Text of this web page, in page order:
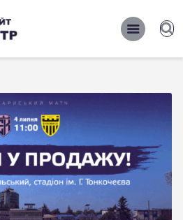
САЙТ ФК ЕПІЦЕНТР
САЙТ ФК ЕПІЦЕНТР
2027